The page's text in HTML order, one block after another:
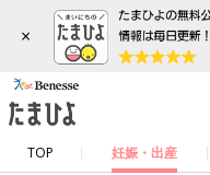
×
TOP 妊娠・出産